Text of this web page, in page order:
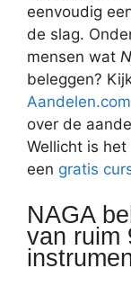
eenvoudig
de slag.
mensen wat
beleggen?
Aandelen.com
over de
Wellicht is
een gratis
NAGA
van ruim